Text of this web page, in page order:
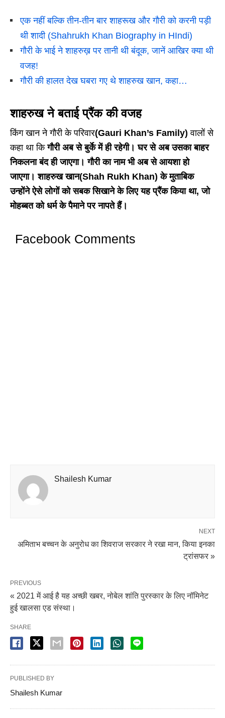
एक नहीं बल्कि तीन-तीन बार शाहरूख और गौरी को करनी पड़ी
थी शादी (Shahrukh Khan Biography in HIndi)
गौरी के भाई ने शाहरुख़ पर तानी थी बंदूक, जानें आखिर क्या थी
वजह!
गौरी की हालत देख घबरा गए थे शाहरुख खान, कहा…
शाहरुख ने बताई प्रैंक की वजह
किंग खान ने गौरी के परिवार(Gauri Khan’s Family)वालों से
कहा था किगौरी अब से बुर्के में ही रहेगी। घर से अब उसका बाहर
निकलना बंद ही जाएगा। गौरी का नाम भी अब से आयशा हो
जाएगा। शाहरुख खान(Shah Rukh Khan) के मुताबिक
उन्होंने ऐसे लोगों को सबक सिखाने के लिए यह प्रैंक किया था, जो
मोहब्बत को धर्म के पैमाने पर नापते हैं।
Facebook Comments
Shailesh Kumar
NEXT
अमिताभ बच्चन के अनुरोध का शिवराज सरकार ने रखा मान, किया इनका
ट्रांसफर »
PREVIOUS
« 2021 में आई है यह अच्छी खबर, नोबेल शांति पुरस्कार के लिए नॉमिनेट
हुई खालसा एड संस्था।
SHARE
PUBLISHED BY
Shailesh Kumar